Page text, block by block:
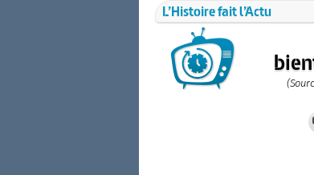
L’Histoire fait l’Actu